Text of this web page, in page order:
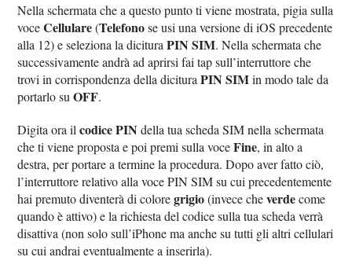
Nella schermata che a questo punto ti viene mostrata, pigia sulla
voceCellulare(Telefonose usi una versione di iOS precedente
alla 12) e seleziona la dicituraPIN SIM. Nella schermata che
successivamente andrà ad aprirsi fai tap sull’interruttore che
trovi in corrispondenza della dicituraPIN SIMin modo tale da
portarlo suOFF.
Digita ora ilcodice PIN della tua scheda SIM nella schermata
che ti viene proposta e poi premi sulla voceFine, in alto a
destra, per portare a termine la procedura. Dopo aver fatto ciò,
l’interruttore relativo alla voce PIN SIM su cui precedentemente
hai premuto diventerà di coloregrigio(invece cheverdecome
quando è attivo) e la richiesta del codice sulla tua scheda verrà
disattiva (non solo sull’iPhone ma anche su tutti gli altri cellulari
su cui andrai eventualmente a inserirla).